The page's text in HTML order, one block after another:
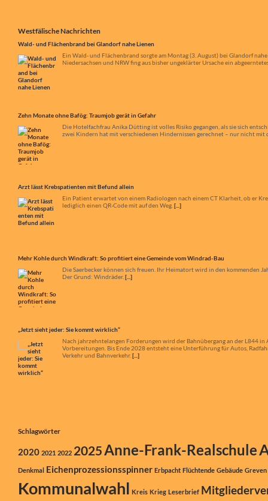
Westfälische Nachrichten
Wald- und Flächenbrand bei Glandorf nahe Lienen
Ein Wald- und Flächenbrand sorgte am Montag (3. August) bei Glandorf
Niedersachsen und NRW fing aus bisher ungeklärter Ursache ein
Zehn Monate ohne Bafög: Traumjob gerät in Gefahr
Die Hotelfachfrau Anika Dütting ist volles Risiko gegangen, als sie sich
zwei Kindern hat mit verschiedenen Hindernissen gerechnet – nur nicht mit
Arzt lässt Krebspatienten mit Befund allein
Ein Patient erwartet von einem Radiologen nach einem CT Klarheit, ob er
lediglich einen QR-Code mit auf den Weg. [...]
Mehr Kohle durch Windkraft: So profitiert eine Gemeinde vom Windrad-Bau
Die Saerbecker können sich freuen. Ihr Heimatort wird in den kommenden
Der Grund: Windräder. [...]
„Jetzt sieht jeder: Sie kommt wirklich“
Nach jahrzehntelangen Forderungen wird der Bahnübergang an der L844
Vorbereitungen. Bis Ende 2028 entsteht eine Unterführung für Autos,
Verkehr und Bahnverkehr. [...]
Schlagwörter
2020 2021 2022 2025Anne-Frank-Realschule
Denkmal Eichenprozessionsspinner Erbpacht Flüchtende Gebäude Greven
Kommunalwahl Kreis Krieg Leserbrief